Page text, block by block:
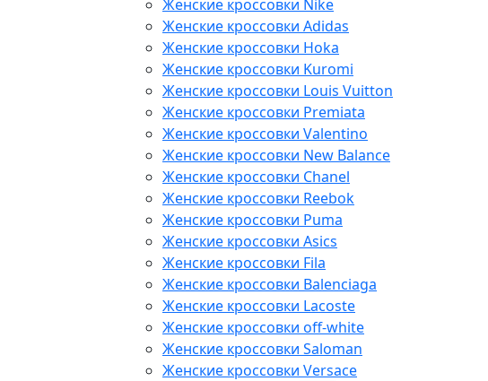
Женские кроссовки Nike
Женские кроссовки Adidas
Женские кроссовки Hoka
Женские кроссовки Kuromi
Женские кроссовки Louis Vuitton
Женские кроссовки Premiata
Женские кроссовки Valentino
Женские кроссовки New Balance
Женские кроссовки Chanel
Женские кроссовки Reebok
Женские кроссовки Puma
Женские кроссовки Asics
Женские кроссовки Fila
Женские кроссовки Balenciaga
Женские кроссовки Lacoste
Женские кроссовки off-white
Женские кроссовки Saloman
Женские кроссовки Versace